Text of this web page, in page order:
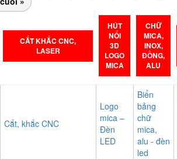
CẮT KHẮC CNC,
LASER
HÚT
NỔI
3D
LOGO
MICA
CHỮ
MICA,
INOX,
ĐỒNG,
ALU
Cắt, khắc CNC
Logo
mica –
Đèn
LED
Biển
bảng
chữ
mica,
alu - đèn
led